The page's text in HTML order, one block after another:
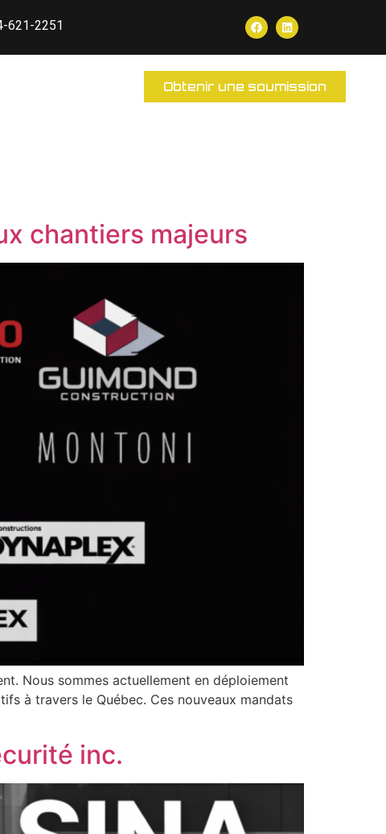
621-2251
Obtenir une soumission
chantiers majeurs
Nous sommes actuellement en déploiement
à travers le Québec. Ces nouveaux mandats
inc.